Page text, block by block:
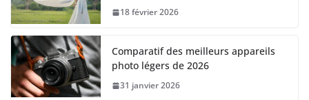
18 février 2026
Comparatif des meilleurs appareils
photo légers de 2026
31 janvier 2026